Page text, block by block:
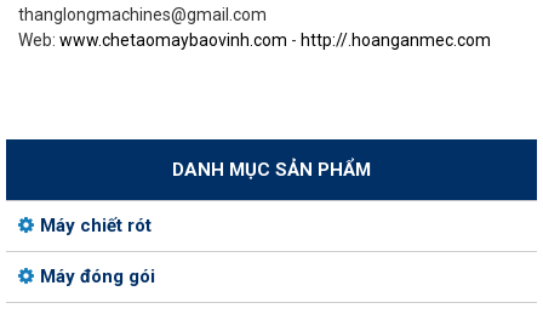
thanglongmachines@gmail.com
Web: www.chetaomaybaovinh.com - http://.hoanganmec.com
DANH MỤC SẢN PHẨM
Máy chiết rót
Máy đóng gói